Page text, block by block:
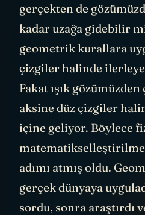
gerçekten de
kadar uzağa gidebilir
geometrik kurallara
çizgiler halinde
Fakat ışık gözümüzden
aksine düz çizgiler
içine geliyor. Böylece
adımı atmış oldu.
gerçek dünyaya
sordu, sonra araştırdı